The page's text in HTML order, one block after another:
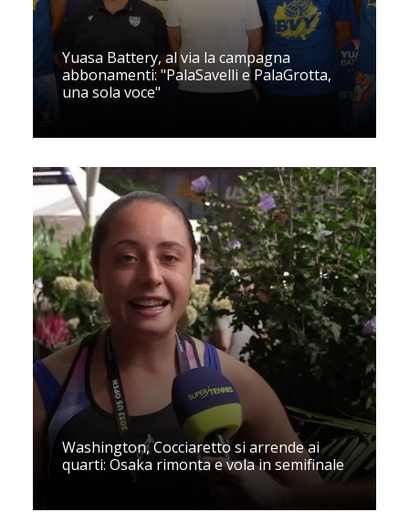
Yuasa Battery, al via la campagna
abbonamenti: "PalaSavelli e PalaGrotta,
una sola voce"
Washington, Cocciaretto si arrende ai
quarti: Osaka rimonta e vola in semifinale